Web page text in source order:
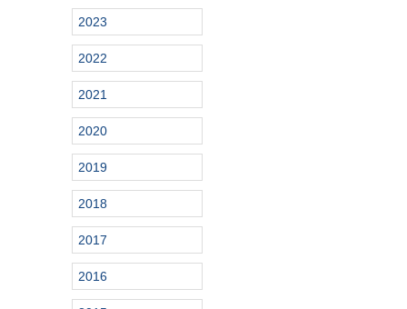
2023
2022
2021
2020
2019
2018
2017
2016